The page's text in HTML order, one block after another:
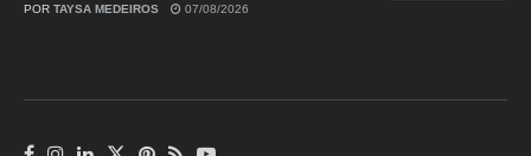
POR TAYSA MEDEIROS 07/08/2026